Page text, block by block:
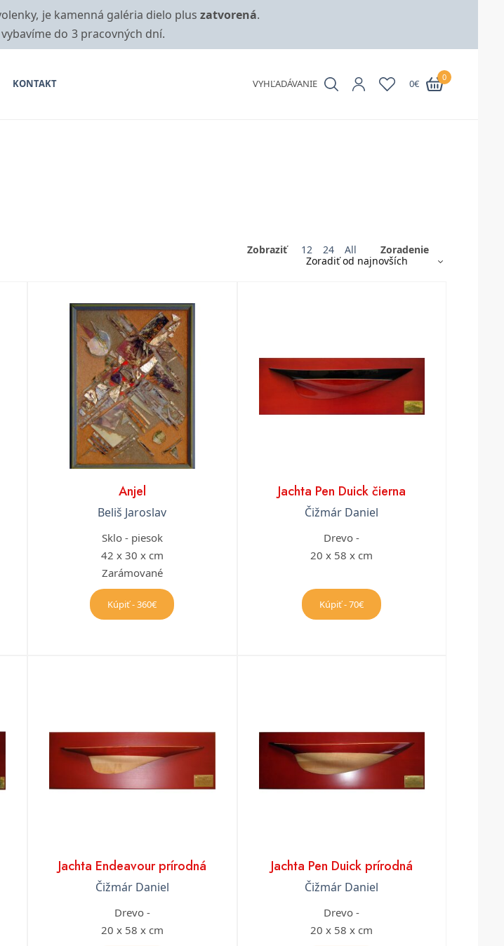
je kamenná galéria dielo plus zatvorená.
do 3 pracovných dní.
KONTAKT VYHĽADÁVANIE 0€
0
Zobraziť 12 24 All Zoradenie
Anjel
Beliš Jaroslav
Sklo - piesok
42 x 30 x cm
Zarámované
Kúpiť - 360€
Jachta Pen Duick čierna
Čižmár Daniel
Drevo -
20 x 58 x cm
Kúpiť - 70€
Jachta Endeavour prírodná
Čižmár Daniel
Drevo -
20 x 58 x cm
Jachta Pen Duick prírodná
Čižmár Daniel
Drevo -
20 x 58 x cm